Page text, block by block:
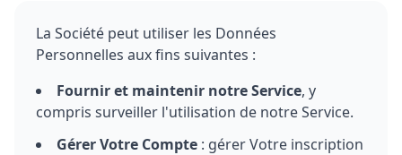
La Société peut utiliser les Données
Personnelles aux fins suivantes :
Fournir et maintenir notre Service, y
compris surveiller l'utilisation de notre Service.
Gérer Votre Compte : gérer Votre inscription